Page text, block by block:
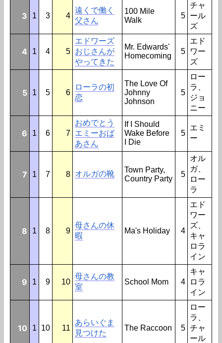
3 1 3 4
遠くで働く
父さん
100 Mile
Walk
5
チャ
ール
ズ
4 1 4 5
エドワーズ
おじさんが
やってきた
Mr. Edwards'
Homecoming
5
エド
ワー
ズ
5 1 5 6
ローラの初
恋
The Love Of
Johnny
Johnson
5
ロー
ラ、
ジョ
ニー
6 1 6 7
おめでとう
エミーおば
あさん
If I Should
Wake Before
I Die
5
エミ
ー
7 1 7 8 オルガの靴
Town Party,
Country Party
5
オル
ガ、
ロー
ラ
8 1 8 9
母さんの休
暇
Ma's Holiday 4
エド
ワー
ズ、
キャ
ロラ
イン
9 1 9 10
母さんの教
室
School Mom 4
キャ
ロラ
イン
10 1 10 11
あらいぐま
見つけた
The Raccoon 5
ロー
ラ、
チャ
ール